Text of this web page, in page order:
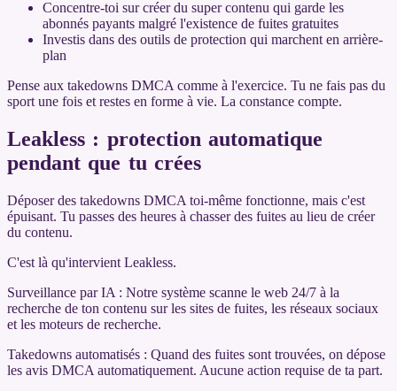
Concentre-toi sur créer du super contenu qui garde les
abonnés payants malgré l'existence de fuites gratuites
Investis dans des outils de protection qui marchent en arrière-
plan
Pense aux takedowns DMCA comme à l'exercice. Tu ne fais pas du
sport une fois et restes en forme à vie. La constance compte.
Leakless : protection automatique
pendant que tu crées
Déposer des takedowns DMCA toi-même fonctionne, mais c'est
épuisant. Tu passes des heures à chasser des fuites au lieu de créer
du contenu.
C'est là qu'intervient Leakless.
Surveillance par IA : Notre système scanne le web 24/7 à la
recherche de ton contenu sur les sites de fuites, les réseaux sociaux
et les moteurs de recherche.
Takedowns automatisés : Quand des fuites sont trouvées, on dépose
les avis DMCA automatiquement. Aucune action requise de ta part.